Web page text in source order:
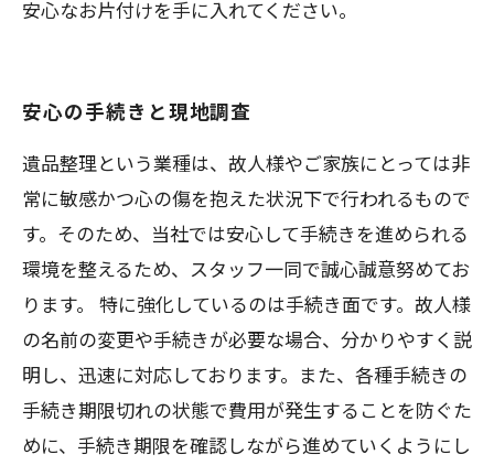
安心なお片付けを手に入れてください。
安心の手続きと現地調査
遺品整理という業種は、故人様やご家族にとっては非
常に敏感かつ心の傷を抱えた状況下で行われるもので
す。そのため、当社では安心して手続きを進められる
環境を整えるため、スタッフ一同で誠心誠意努めてお
ります。 特に強化しているのは手続き面です。故人様
の名前の変更や手続きが必要な場合、分かりやすく説
明し、迅速に対応しております。また、各種手続きの
手続き期限切れの状態で費用が発生することを防ぐた
めに、手続き期限を確認しながら進めていくようにし